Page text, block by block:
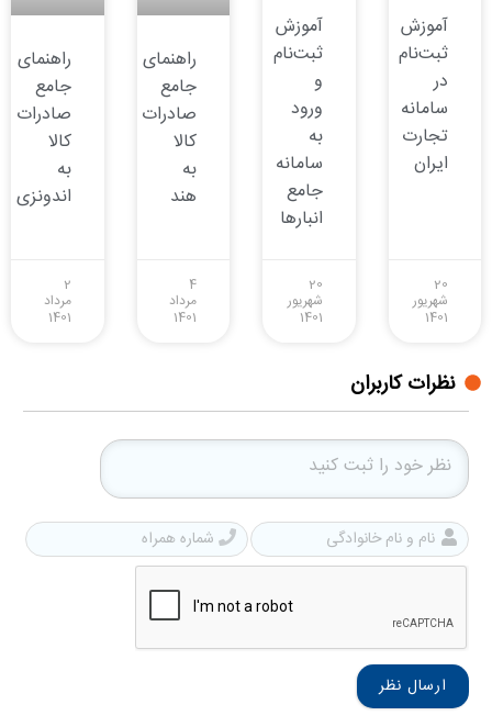
آموزش
ثبت‌نام
در
سامانه
تجارت
ایران
20
شهریور
1401
آموزش
ثبت‌نام
و
ورود
به
سامانه
جامع
انبارها
20
شهریور
1401
راهنمای
جامع
صادرات
کالا
به
هند
4
مرداد
1401
راهنمای
جامع
صادرات
کالا
به
اندونزی
2
مرداد
1401
نظرات کاربران
نام
و
نام